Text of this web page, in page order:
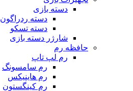
دسته بازی
دسته ردراگون
دسته تسکو
شارژر دسته بازی
حافظه رم
رم لپ تاپ
رم سامسونگ
رم هاینیکس
رم کینگستون